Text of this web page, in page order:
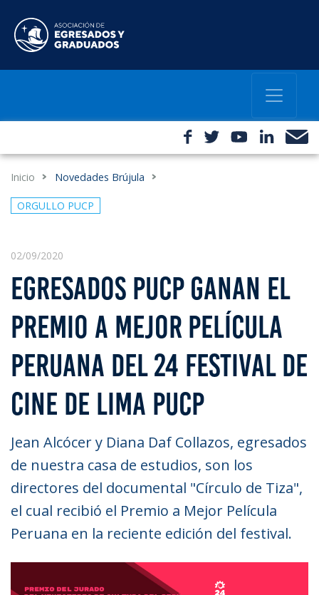
Inicio Novedades Brújula
ORGULLO PUCP
02/09/2020
EGRESADOS PUCP GANAN EL
PREMIO A MEJOR PELÍCULA
PERUANA DEL 24 FESTIVAL DE
CINE DE LIMA PUCP
Jean Alcócer y Diana Daf Collazos, egresados
de nuestra casa de estudios, son los
directores del documental "Círculo de Tiza",
el cual recibió el Premio a Mejor Película
Peruana en la reciente edición del festival.